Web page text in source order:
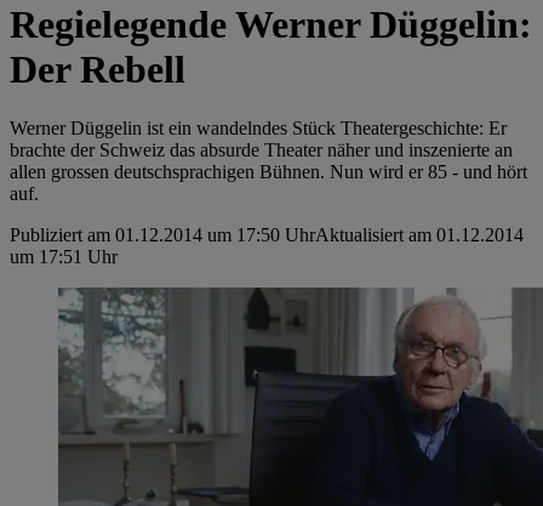
Regielegende Werner Düggelin:
Der Rebell
Werner Düggelin ist ein wandelndes Stück Theatergeschichte: Er
brachte der Schweiz das absurde Theater näher und inszenierte an
allen grossen deutschsprachigen Bühnen. Nun wird er 85 - und hört
auf.
Publiziert am 01.12.2014 um 17:50 UhrAktualisiert am 01.12.2014
um 17:51 Uhr